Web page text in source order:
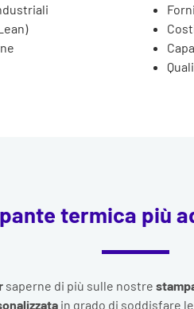
termica più
saperne di più sulle nostre
in grado di soddisfare